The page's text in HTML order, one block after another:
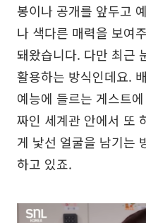
봉이나 공개를 앞두고
나 색다른 매력을 보여
돼왔습니다. 다만 최근
활용하는 방식인데요.
예능에 들르는 게스트
짜인 세계관 안에서 또
게 낯선 얼굴을 남기는
하고 있죠.